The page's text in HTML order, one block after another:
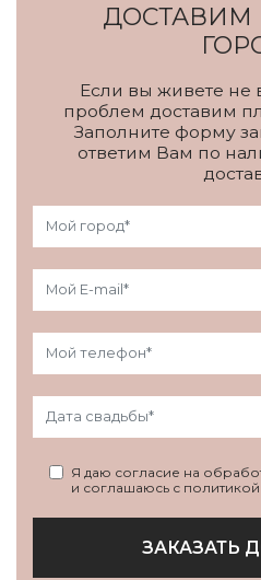
ДОСТАВИМ
Если вы живете не
проблем доставим
Заполните форму
ответим Вам по
Я даю согласие на
и соглашаюсь с
ЗАКАЗАТЬ